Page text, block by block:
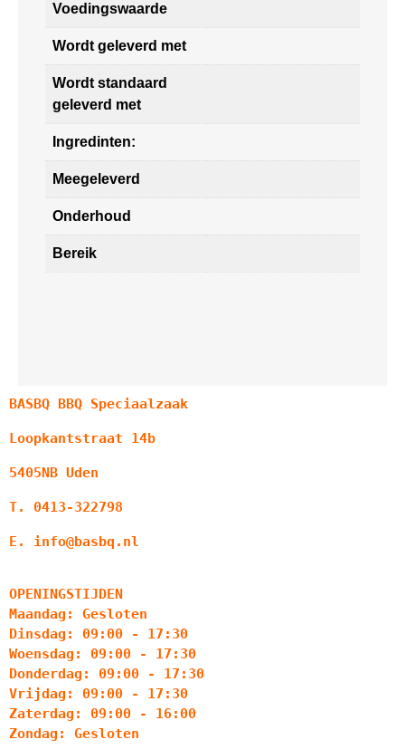
Voedingswaarde
Wordt geleverd met
Wordt standaard
geleverd met
Ingredinten:
Meegeleverd
Onderhoud
Bereik
BASBQ BBQ Speciaalzaak
Loopkantstraat 14b
5405NB Uden
T. 0413-322798
E. info@basbq.nl
OPENINGSTIJDEN
Maandag: Gesloten
Dinsdag: 09:00 - 17:30
Woensdag: 09:00 - 17:30
Donderdag: 09:00 - 17:30
Vrijdag: 09:00 - 17:30
Zaterdag: 09:00 - 16:00
Zondag: Gesloten